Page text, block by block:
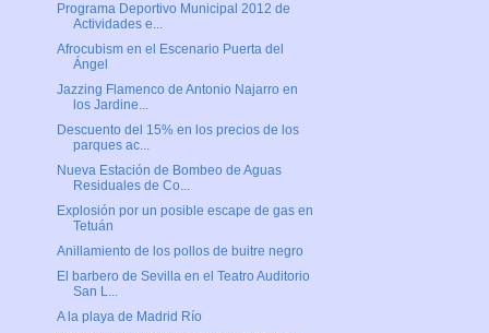
Programa Deportivo Municipal 2012 de
Actividades e...
Afrocubism en el Escenario Puerta del
Ángel
Jazzing Flamenco de Antonio Najarro en
los Jardine...
Descuento del 15% en los precios de los
parques ac...
Nueva Estación de Bombeo de Aguas
Residuales de Co...
Explosión por un posible escape de gas en
Tetuán
Anillamiento de los pollos de buitre negro
El barbero de Sevilla en el Teatro Auditorio
San L...
A la playa de Madrid Río